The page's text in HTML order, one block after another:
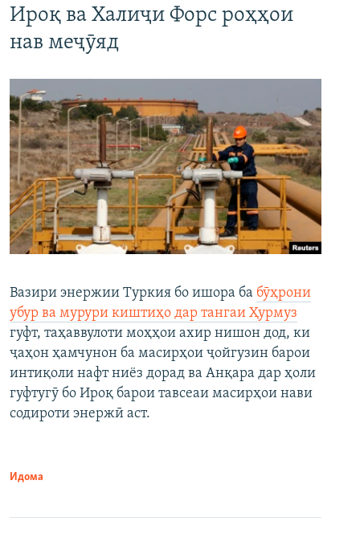
Ироқ ва Халиҷи Форс роҳҳои
нав меҷӯяд
Вазири энержии Туркия бо ишора ба бӯҳрони
убур ва мурури киштиҳо дар тангаи Ҳурмуз
гуфт, таҳаввулоти моҳҳои ахир нишон дод, ки
ҷаҳон ҳамчунон ба масирҳои ҷойгузин барои
интиқоли нафт ниёз дорад ва Анқара дар ҳоли
гуфтугӯ бо Ироқ барои тавсеаи масирҳои нави
содироти энержӣ аст.
Идома